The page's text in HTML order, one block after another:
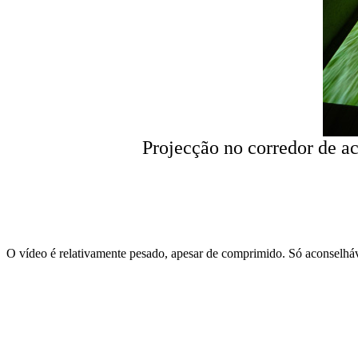
Projecção no corredor de
O vídeo é relativamente pesado, apesar de comprimido. Só